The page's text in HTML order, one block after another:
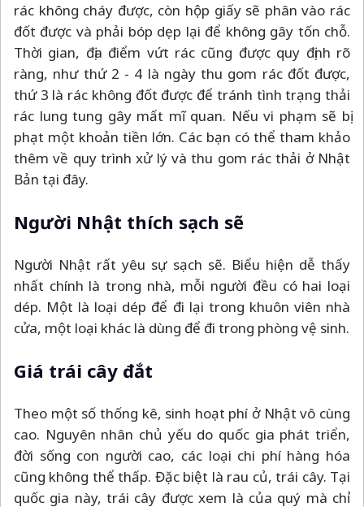
rác không cháy được, còn hộp giấy sẽ phân vào rác
đốt được và phải bóp dẹp lại để không gây tốn chỗ.
Thời gian, địa điểm vứt rác cũng được quy định rõ
ràng, như thứ 2 - 4 là ngày thu gom rác đốt được,
thứ 3 là rác không đốt được để tránh tình trạng thải
rác lung tung gây mất mĩ quan. Nếu vi phạm sẽ bị
phạt một khoản tiền lớn. Các bạn có thể tham khảo
thêm về quy trình xử lý và thu gom rác thải ở Nhật
Bản tại đây.
Người Nhật thích sạch sẽ
Người Nhật rất yêu sự sạch sẽ. Biểu hiện dễ thấy
nhất chính là trong nhà, mỗi người đều có hai loại
dép. Một là loại dép để đi lại trong khuôn viên nhà
cửa, một loại khác là dùng để đi trong phòng vệ sinh.
Giá trái cây đắt
Theo một số thống kê, sinh hoạt phí ở Nhật vô cùng
cao. Nguyên nhân chủ yếu do quốc gia phát triển,
đời sống con người cao, các loại chi phí hàng hóa
cũng không thể thấp. Đặc biệt là rau củ, trái cây. Tại
quốc gia này, trái cây được xem là của quý mà chỉ